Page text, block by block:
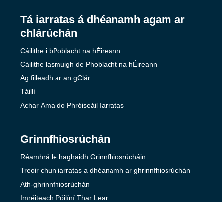
Tá iarratas á dhéanamh agam ar
chlárúchán
Cáilithe i bPoblacht na hÉireann
Cáilithe lasmuigh de Phoblacht na hÉireann
Ag filleadh ar an gClár
Táillí
Achar Ama do Phróiseáil Iarratas
Grinnfhiosrúchán
Réamhrá le haghaidh Grinnfhiosrúcháin
Treoir chun iarratas a dhéanamh ar ghrinnfhiosrúchán
Ath-ghrinnfhiosrúchán
Imréiteach Póilíní Thar Lear